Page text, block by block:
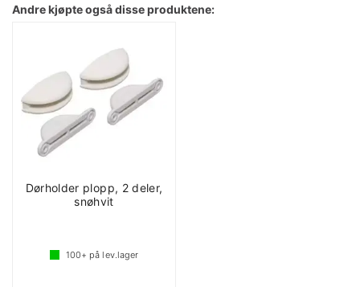
Andre kjøpte også disse produktene:
Dørholder plopp, 2 deler,
snøhvit
100+ på lev.lager